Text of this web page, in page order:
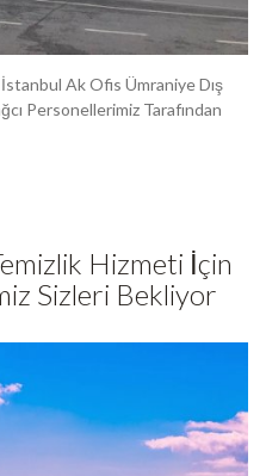
Ak Ofis Ümraniye Dış
Personellerimiz Tarafından
Hizmeti İçin
Sizleri Bekliyor